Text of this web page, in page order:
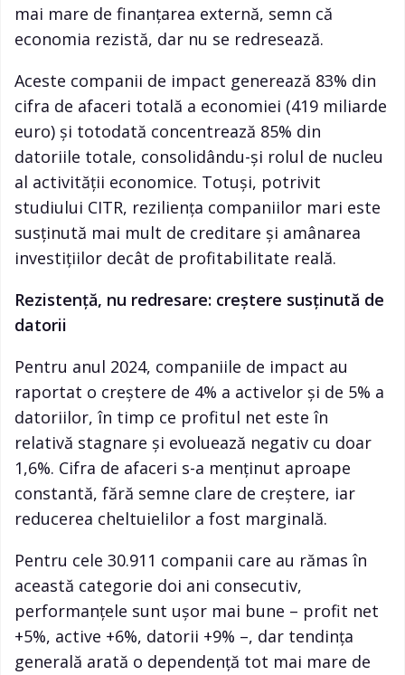
mai mare de finanțarea externă, semn că
economia rezistă, dar nu se redresează.
Aceste companii de impact generează 83% din
cifra de afaceri totală a economiei (419 miliarde
euro) și totodată concentrează 85% din
datoriile totale, consolidându-și rolul de nucleu
al activității economice. Totuși, potrivit
studiului CITR, reziliența companiilor mari este
susținută mai mult de creditare și amânarea
investițiilor decât de profitabilitate reală.
Rezistență, nu redresare: creștere susținută de
datorii
Pentru anul 2024, companiile de impact au
raportat o creștere de 4% a activelor și de 5% a
datoriilor, în timp ce profitul net este în
relativă stagnare și evoluează negativ cu doar
1,6%. Cifra de afaceri s-a menținut aproape
constantă, fără semne clare de creștere, iar
reducerea cheltuielilor a fost marginală.
Pentru cele 30.911 companii care au rămas în
această categorie doi ani consecutiv,
performanțele sunt ușor mai bune – profit net
+5%, active +6%, datorii +9% –, dar tendința
generală arată o dependență tot mai mare de